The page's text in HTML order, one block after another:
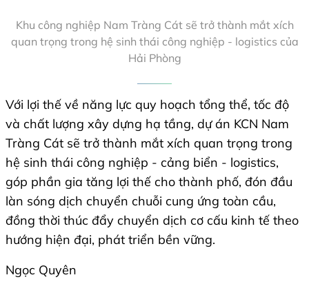
Khu công nghiệp Nam Tràng Cát sẽ trở thành mắt xích
quan trọng trong hệ sinh thái công nghiệp - logistics của
Hải Phòng
Với lợi thế về năng lực quy hoạch tổng thể, tốc độ
và chất lượng xây dựng hạ tầng, dự án KCN Nam
Tràng Cát sẽ trở thành mắt xích quan trọng trong
hệ sinh thái công nghiệp - cảng biển - logistics,
góp phần gia tăng lợi thế cho thành phố, đón đầu
làn sóng dịch chuyển chuỗi cung ứng toàn cầu,
đồng thời thúc đẩy chuyển dịch cơ cấu kinh tế theo
hướng hiện đại, phát triển bền vững.
Ngọc Quyên